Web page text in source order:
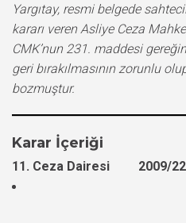
Yargıtay, resmi belgede
kararı veren Asliye Ceza
CMK’nun 231. maddesi
geri bırakılmasının zorunlu
bozmuştur.
Karar İçeriği
11. Ceza Dairesi 2009/